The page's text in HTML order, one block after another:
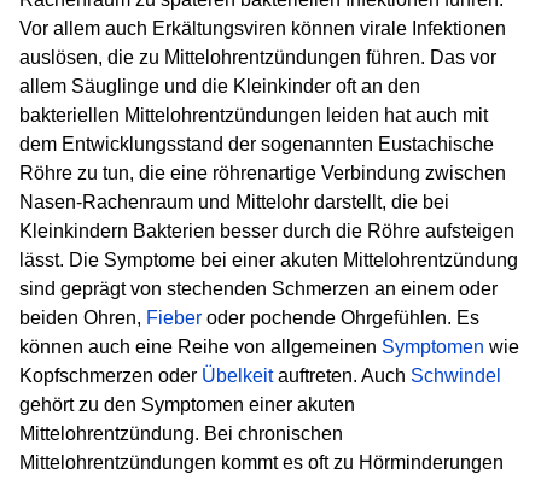
Vor allem auch Erkältungsviren können virale Infektionen
auslösen, die zu Mittelohrentzündungen führen. Das vor
allem Säuglinge und die Kleinkinder oft an den
bakteriellen Mittelohrentzündungen leiden hat auch mit
dem Entwicklungsstand der sogenannten Eustachische
Röhre zu tun, die eine röhrenartige Verbindung zwischen
Nasen-Rachenraum und Mittelohr darstellt, die bei
Kleinkindern Bakterien besser durch die Röhre aufsteigen
lässt. Die Symptome bei einer akuten Mittelohrentzündung
sind geprägt von stechenden Schmerzen an einem oder
beiden Ohren, Fieber oder pochende Ohrgefühlen. Es
können auch eine Reihe von allgemeinen Symptomen wie
Kopfschmerzen oder Übelkeitauftreten. Auch Schwindel
gehört zu den Symptomen einer akuten
Mittelohrentzündung. Bei chronischen
Mittelohrentzündungen kommt es oft zu Hörminderungen